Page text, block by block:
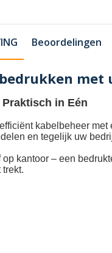
Beoordelingen
met
in Eén
kabelbeheer
en tegelijk uw
kantoor – een